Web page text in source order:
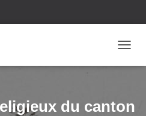
du canton